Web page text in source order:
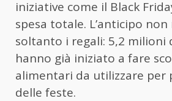
iniziative come il Black
spesa totale. L’anticipo
soltanto i regali: 5,2 milioni
hanno già iniziato a fare
alimentari da utilizzare per
delle feste.